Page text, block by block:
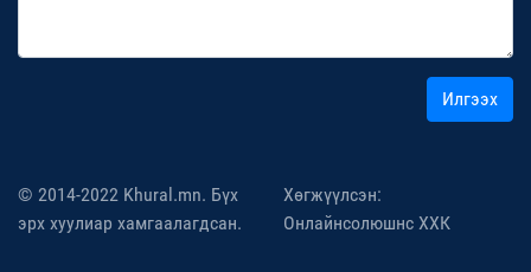
Илгээх
© 2014-2022 Khural.mn. Бүх
эрх хуулиар хамгаалагдсан.
Хөгжүүлсэн:
Онлайнсолюшнс ХХК